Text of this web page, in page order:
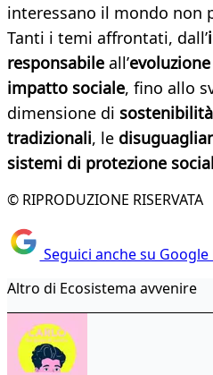
interessano il mondo non
Tanti i temi affrontati, dall’
responsabile all’
impatto sociale, fino allo
dimensione di
tradizionali, le
sistemi di protezione
© RIPRODUZIONE RISERVATA
Seguici anche su
Altro di Ecosistema avvenire